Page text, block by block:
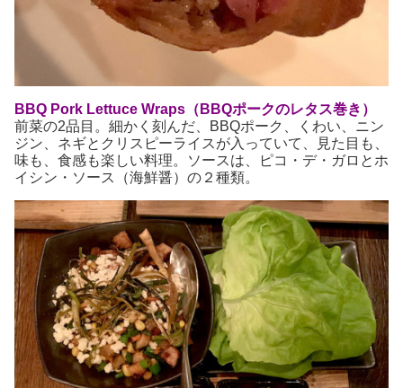
BBQ Pork Lettuce Wraps（BBQポークのレタス巻き）
前菜の2品目。細かく刻んだ、BBQポーク、くわい、ニン
ジン、ネギとクリスピーライスが入っていて、見た目も、
味も、食感も楽しい料理。ソースは、ピコ・デ・ガロとホ
イシン・ソース（海鮮醤）の２種類。